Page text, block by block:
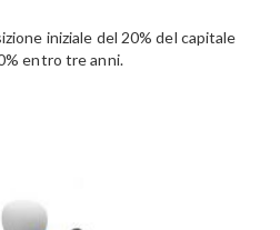
iniziale del 20% del capitale
entro tre anni.